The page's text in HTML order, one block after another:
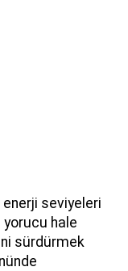
enerji seviyeleri
hale
sürdürmek